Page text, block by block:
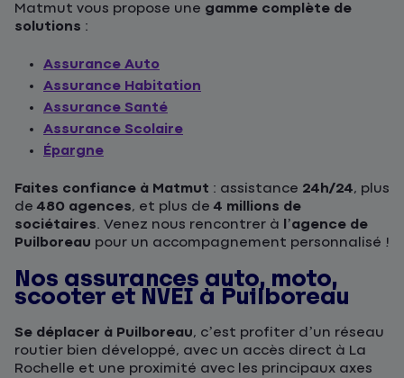
Matmut vous propose une gamme complète de
solutions :
Assurance Auto
Assurance Habitation
Assurance Santé
Assurance Scolaire
Épargne
Faites confiance à Matmut : assistance 24h/24, plus
de 480 agences, et plus de 4 millions de
sociétaires. Venez nous rencontrer à l’agence de
Puilboreau pour un accompagnement personnalisé !
Nos assurances auto, moto,
scooter et NVEI à Puilboreau
Se déplacer à Puilboreau, c’est profiter d’un réseau
routier bien développé, avec un accès direct à La
Rochelle et une proximité avec les principaux axes